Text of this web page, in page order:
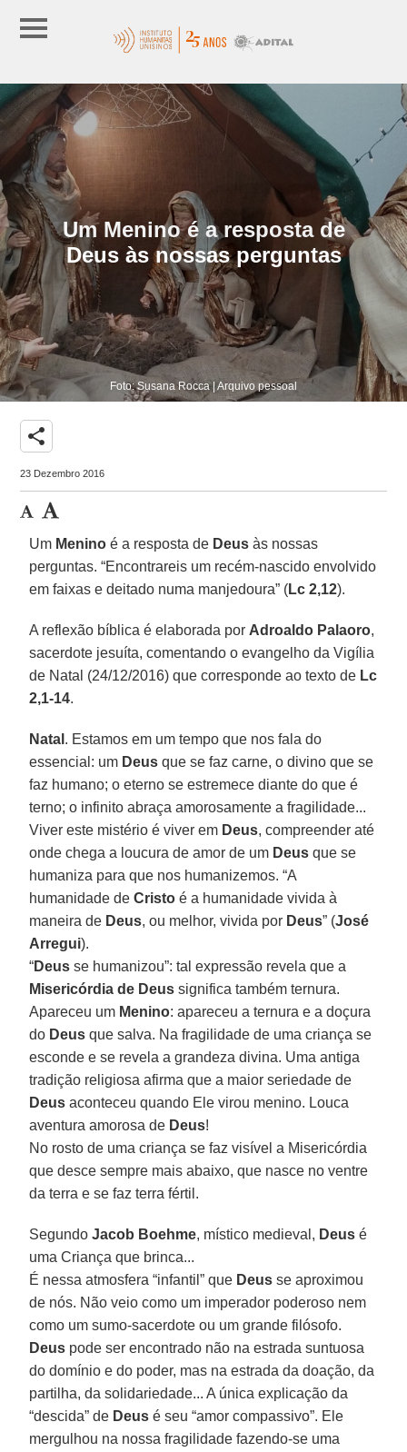
Um Menino é a resposta de
Deus às nossas perguntas
Foto: Susana Rocca | Arquivo pessoal
share
23 Dezembro 2016
Um Menino é a resposta de Deus às nossas
perguntas. “Encontrareis um recém-nascido envolvido
em faixas e deitado numa manjedoura” (Lc 2,12).
A reflexão bíblica é elaborada por Adroaldo Palaoro,
sacerdote jesuíta, comentando o evangelho da Vigília
de Natal (24/12/2016) que corresponde ao texto de Lc
2,1-14.
Natal . Estamos em um tempo que nos fala do
essencial: um Deus que se faz carne, o divino que se
faz humano; o eterno se estremece diante do que é
terno; o infinito abraça amorosamente a fragilidade...
Viver este mistério é viver em Deus, compreender até
onde chega a loucura de amor de um Deus que se
humaniza para que nos humanizemos. “A
humanidade de Cristo é a humanidade vivida à
maneira de Deus, ou melhor, vivida por Deus” (José
Arregui).
“Deus se humanizou”: tal expressão revela que a
Misericórdia de Deus significa também ternura.
Apareceu um Menino: apareceu a ternura e a doçura
do Deus que salva. Na fragilidade de uma criança se
esconde e se revela a grandeza divina. Uma antiga
tradição religiosa afirma que a maior seriedade de
Deus aconteceu quando Ele virou menino. Louca
aventura amorosa de Deus!
No rosto de uma criança se faz visível a Misericórdia
que desce sempre mais abaixo, que nasce no ventre
da terra e se faz terra fértil.
SegundoJacob Boehme, místico medieval, Deus é
uma Criança que brinca...
É nessa atmosfera “infantil” que Deus se aproximou
de nós. Não veio como um imperador poderoso nem
como um sumo-sacerdote ou um grande filósofo.
Deus pode ser encontrado não na estrada suntuosa
do domínio e do poder, mas na estrada da doação, da
partilha, da solidariedade... A única explicação da
“descida” de Deus é seu “amor compassivo”. Ele
mergulhou na nossa fragilidade fazendo-se uma